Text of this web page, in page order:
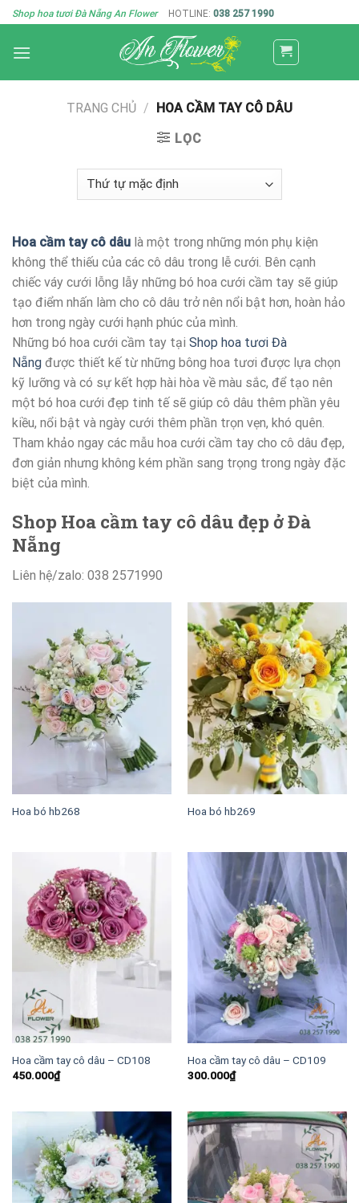
Skip
to
content
Shop hoa tươi Đà Nẵng An Flower HOTLINE: 038 257 1990
TRANG CHỦ / HOA CẦM TAY CÔ DÂU
LỌC
Hoa cầm tay cô dâu là một trong những món phụ kiện
không thể thiếu của các cô dâu trong lễ cưới. Bên cạnh
chiếc váy cưới lỗng lẫy những bó hoa cưới cầm tay sẽ giúp
tạo điểm nhấn làm cho cô dâu trở nên nổi bật hơn, hoàn hảo
hơn trong ngày cưới hạnh phúc của mình.
Những bó hoa cưới cầm tay tại Shop hoa tươi Đà
Nẵng được thiết kế từ những bông hoa tươi được lựa chọn
kỹ lưỡng và có sự kết hợp hài hòa về màu sắc, để tạo nên
một bó hoa cưới đẹp tinh tế sẽ giúp cô dâu thêm phần yêu
kiều, nổi bật và ngày cưới thêm phần trọn vẹn, khó quên.
Tham khảo ngay các mẫu hoa cưới cầm tay cho cô dâu đẹp,
đơn giản nhưng không kém phần sang trọng trong ngày đặc
biệt của mình.
Shop Hoa cầm tay cô dâu đẹp ở Đà
Nẵng
Liên hệ/zalo: 038 2571990
Hoa bó hb268 Hoa bó hb269
Hoa cầm tay cô dâu – CD108
450.000₫
Hoa cầm tay cô dâu – CD109
300.000₫